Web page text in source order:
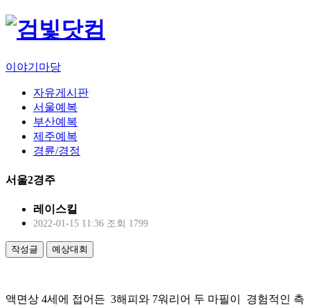
이야기마당
자유게시판
서울예복
부산예복
제주예복
경륜/경정
서울2경주
레이스킬
2022-01-15 11:36 조회 1799
작성글 예상대회
액면상 4세에 접어든 3해피와 7워리어 두 마필이 경험적인 측